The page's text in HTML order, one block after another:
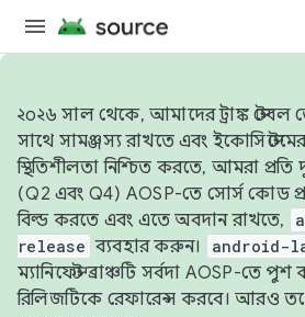
২০২৬ সাল থেকে, আমাদের ট্রাঙ্ক
সাথে সামঞ্জস্য রাখতে এবং
স্থিতিশীলতা নিশ্চিত করতে, আমরা প্রতি
(Q2 এবং Q4) AOSP-তে সোর্স কোড
বিল্ড করতে এবং এতে অবদান রাখতে,
release ব্যবহার করুন। android-
ম্যানিফেস্ট ব্রাঞ্চটি সর্বদা AOSP-তে পুশ
রিলিজটিকে রেফারেন্স করবে। আরও